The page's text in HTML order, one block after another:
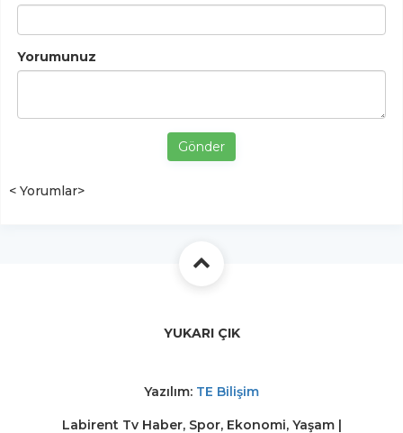
Yorumunuz
Gönder
< Yorumlar>
YUKARI ÇIK
Yazılım: TE Bilişim
Labirent Tv Haber, Spor, Ekonomi, Yaşam |